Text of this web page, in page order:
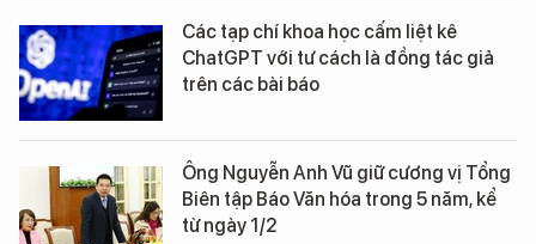
Các tạp chí khoa học cấm liệt kê
ChatGPT với tư cách là đồng tác giả
trên các bài báo
Ông Nguyễn Anh Vũ giữ cương vị Tổng
Biên tập Báo Văn hóa trong 5 năm, kể
từ ngày 1/2